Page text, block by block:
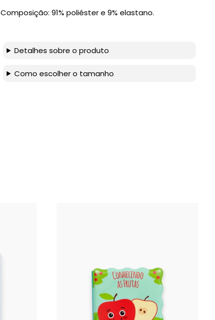
Composição: 91% poliéster e 9% elastano.
Detalhes sobre o produto
Como escolher o tamanho